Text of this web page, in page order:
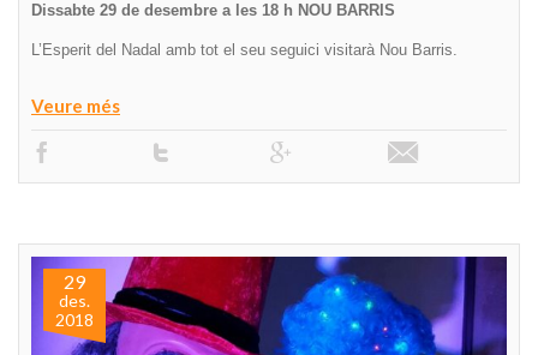
Dissabte 29 de desembre a les 18 h NOU BARRIS
L’Esperit del Nadal amb tot el seu seguici visitarà Nou Barris.
Veure més
29
des.
2018